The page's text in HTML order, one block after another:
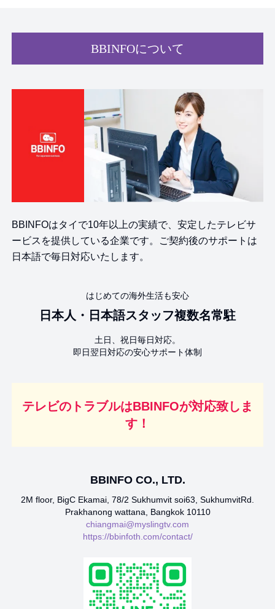
BBINFOについて
BBINFOはタイで10年以上の実績で、安定したテレビサ
ービスを提供している企業です。ご契約後のサポートは
日本語で毎日対応いたします。
はじめての海外生活も安心
日本人・日本語スタッフ複数名常駐
土日、祝日毎日対応。
即日翌日対応の安心サポート体制
テレビのトラブルはBBINFOが対応致しま
す！
BBINFO CO., LTD.
2M floor, BigC Ekamai, 78/2 Sukhumvit soi63, SukhumvitRd.
Prakhanong wattana, Bangkok 10110
chiangmai@myslingtv.com
https://bbinfoth.com/contact/